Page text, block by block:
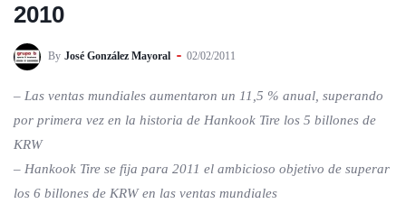
2010
By José González Mayoral 02/02/2011
– Las ventas mundiales aumentaron un 11,5 % anual, superando
por primera vez en la historia de Hankook Tire los 5 billones de
KRW
– Hankook Tire se fija para 2011 el ambicioso objetivo de superar
los 6 billones de KRW en las ventas mundiales